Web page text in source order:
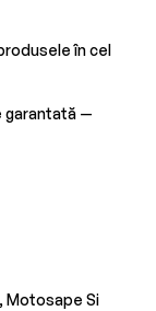
în cel
—
Motosape Si